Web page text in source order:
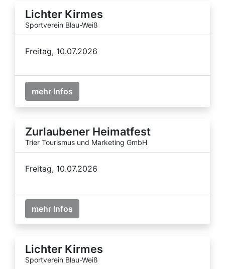
Lichter Kirmes
Sportverein Blau-Weiß
Freitag, 10.07.2026
mehr Infos
Zurlaubener Heimatfest
Trier Tourismus und Marketing GmbH
Freitag, 10.07.2026
mehr Infos
Lichter Kirmes
Sportverein Blau-Weiß